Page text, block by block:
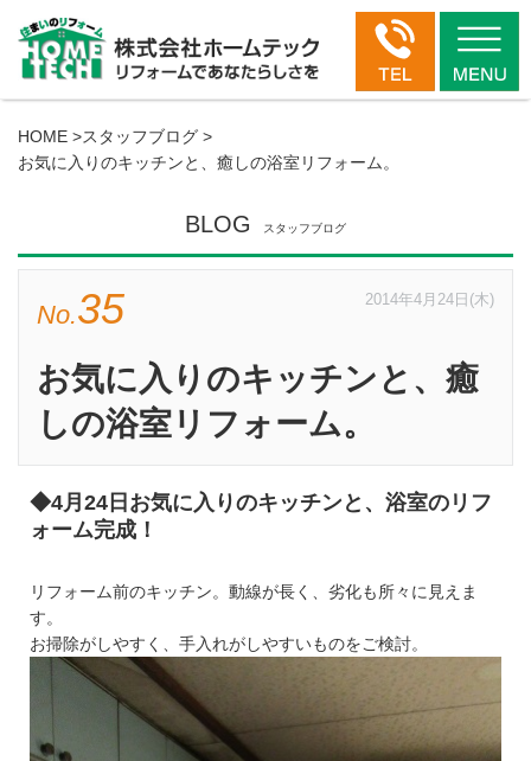
HOME >スタッフブログ >
お気に入りのキッチンと、癒しの浴室リフォーム。
BLOG スタッフブログ
No.35 2014年4月24日(木)
お気に入りのキッチンと、癒
しの浴室リフォーム。
◆4月24日お気に入りのキッチンと、浴室のリフ
ォーム完成！
リフォーム前のキッチン。動線が長く、劣化も所々に見えま
す。
お掃除がしやすく、手入れがしやすいものをご検討。